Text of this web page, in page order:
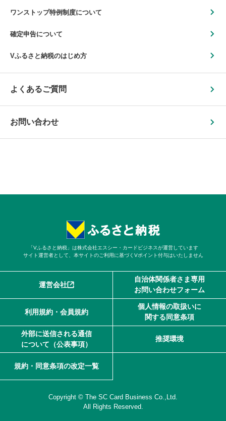
ワンストップ特例制度について
確定申告について
Vふるさと納税のはじめ方
よくあるご質問
お問い合わせ
「Vふるさと納税」は株式会社エスシー・カードビジネスが運営しています
サイト運営者として、本サイトのご利用に基づくVポイント付与はいたしません
運営会社
自治体関係者さま専用
お問い合わせフォーム
利用規約・会員規約
個人情報の取扱いに
関する同意条項
外部に送信される通信
について（公表事項）
推奨環境
規約・同意条項の改定一覧
Copyright © The SC Card Business Co.,Ltd.
All Rights Reserved.